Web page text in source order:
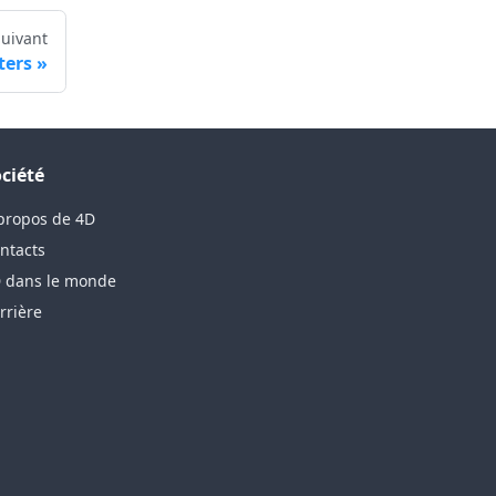
de 4D
dans le monde